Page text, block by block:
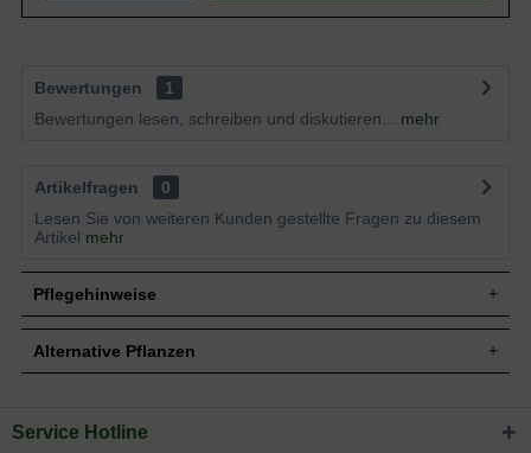
Bewertungen
1
Bewertungen lesen, schreiben und diskutieren...
mehr
Artikelfragen
0
Lesen Sie von weiteren Kunden gestellte Fragen zu diesem
Artikel mehr
Pflegehinweise
Pflanz- und Pflegetipps Ceanothus thyrsiflorus
Alternative Pflanzen
Sie suchen eine Alternative?
Service Hotline